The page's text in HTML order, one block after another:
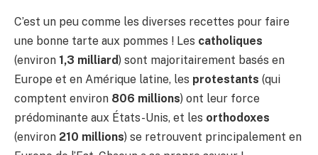
C’est un peu comme les diverses recettes pour faire
une bonne tarte aux pommes ! Les catholiques
(environ 1,3 milliard) sont majoritairement basés en
Europe et en Amérique latine, les protestants (qui
comptent environ 806 millions) ont leur force
prédominante aux États-Unis, et les orthodoxes
(environ 210 millions) se retrouvent principalement en